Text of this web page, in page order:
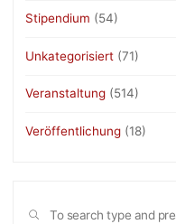
Stipendium (54)
Unkategorisiert (71)
Veranstaltung (514)
Veröffentlichung (18)
SEARCH